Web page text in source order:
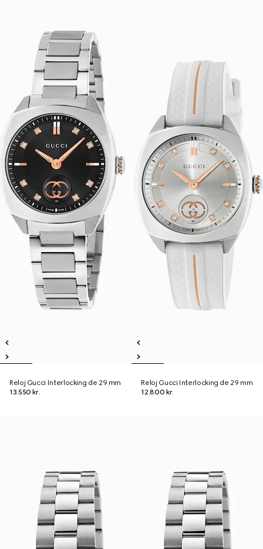
Reloj Gucci Interlocking de 29 mm
13.550 kr.
Reloj Gucci Interlocking de 29 mm
12.800 kr.